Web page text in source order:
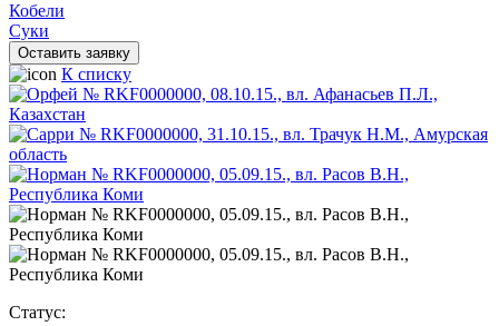
Кобели
Суки
Оставить заявку
К списку
Статус: